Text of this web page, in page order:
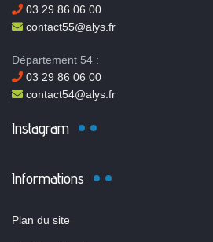
03 29 86 06 00
contact55@alys.fr
Département 54 :
03 29 86 06 00
contact54@alys.fr
Instagram
Informations
Plan du site